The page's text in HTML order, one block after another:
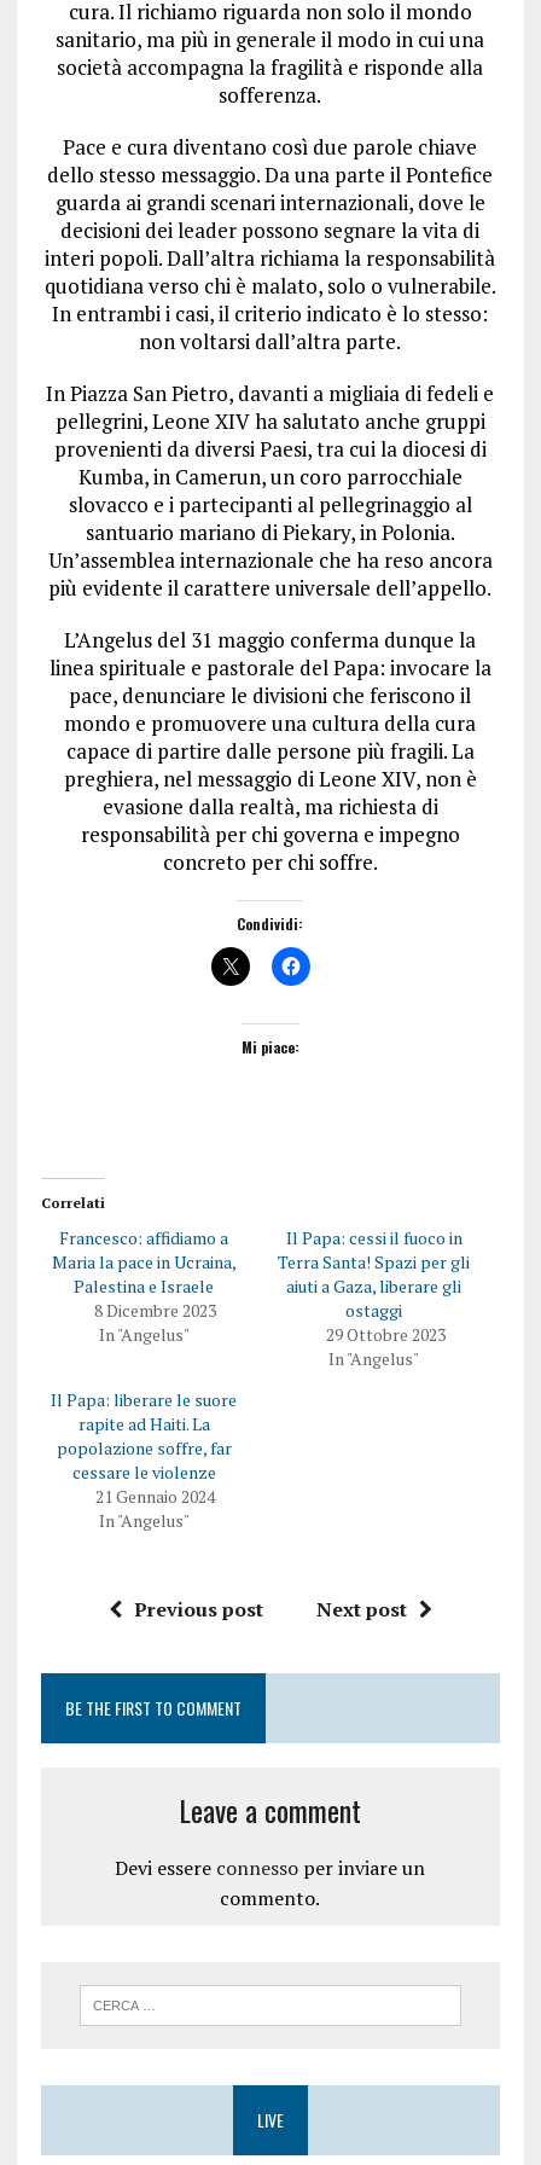
cura. Il richiamo riguarda non solo il mondo
sanitario, ma più in generale il modo in cui una
società accompagna la fragilità e risponde alla
sofferenza.
Pace e cura diventano così due parole chiave
dello stesso messaggio. Da una parte il Pontefice
guarda ai grandi scenari internazionali, dove le
decisioni dei leader possono segnare la vita di
interi popoli. Dall’altra richiama la responsabilità
quotidiana verso chi è malato, solo o vulnerabile.
In entrambi i casi, il criterio indicato è lo stesso:
non voltarsi dall’altra parte.
In Piazza San Pietro, davanti a migliaia di fedeli e
pellegrini, Leone XIV ha salutato anche gruppi
provenienti da diversi Paesi, tra cui la diocesi di
Kumba, in Camerun, un coro parrocchiale
slovacco e i partecipanti al pellegrinaggio al
santuario mariano di Piekary, in Polonia.
Un’assemblea internazionale che ha reso ancora
più evidente il carattere universale dell’appello.
L’Angelus del 31 maggio conferma dunque la
linea spirituale e pastorale del Papa: invocare la
pace, denunciare le divisioni che feriscono il
mondo e promuovere una cultura della cura
capace di partire dalle persone più fragili. La
preghiera, nel messaggio di Leone XIV, non è
evasione dalla realtà, ma richiesta di
responsabilità per chi governa e impegno
concreto per chi soffre.
Condividi:
Mi piace:
Correlati
Francesco: affidiamo a
Maria la pace in Ucraina,
Palestina e Israele
8 Dicembre 2023
In "Angelus"
Il Papa: cessi il fuoco in
Terra Santa! Spazi per gli
aiuti a Gaza, liberare gli
ostaggi
29 Ottobre 2023
In "Angelus"
Il Papa: liberare le suore
rapite ad Haiti. La
popolazione soffre, far
cessare le violenze
21 Gennaio 2024
In "Angelus"
Previous post Next post
BE THE FIRST TO COMMENT
Leave a comment
Devi essere connesso per inviare un
commento.
LIVE